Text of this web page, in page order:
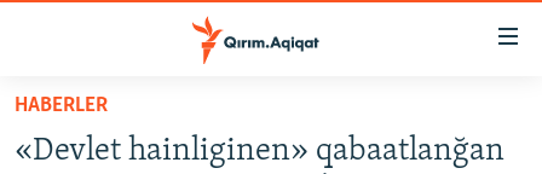
Esas
qaytmaq
HABERLER
HABERLER
«Devlet hainliginen» qabaatlanğan